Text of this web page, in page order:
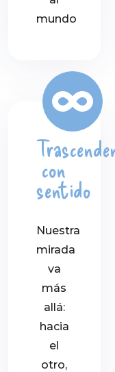
mundo
con
sentido
Nuestra
mirada
va
más
allá:
hacia
el
otro,